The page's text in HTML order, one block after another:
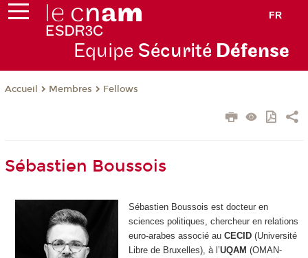
FR
Equipe Sécurité Défense
Accueil Membres Fellows
Sébastien Boussois
Sébastien Boussois est docteur en
sciences politiques, chercheur en relations
euro-arabes associé au CECID(Université
Libre de Bruxelles), à l’UQAM (OMAN-